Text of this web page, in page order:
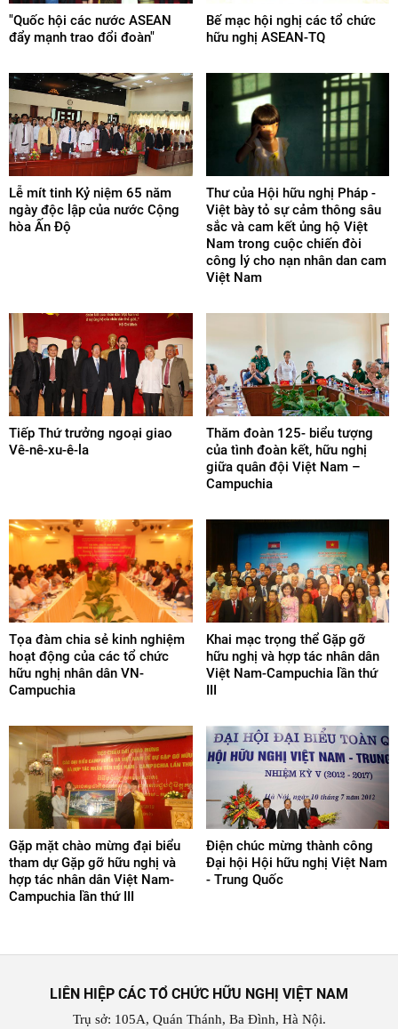
"Quốc hội các nước ASEAN
đẩy mạnh trao đổi đoàn"
Bế mạc hội nghị các tổ chức
hữu nghị ASEAN-TQ
Lễ mít tinh Kỷ niệm 65 năm
ngày độc lập của nước Cộng
hòa Ấn Độ
Thư của Hội hữu nghị Pháp -
Việt bày tỏ sự cảm thông sâu
sắc và cam kết ủng hộ Việt
Nam trong cuộc chiến đòi
công lý cho nạn nhân dan cam
Việt Nam
Tiếp Thứ trưởng ngoại giao
Vê-nê-xu-ê-la
Thăm đoàn 125- biểu tượng
của tình đoàn kết, hữu nghị
giữa quân đội Việt Nam –
Campuchia
Tọa đàm chia sẻ kinh nghiệm
hoạt động của các tổ chức
hữu nghị nhân dân VN-
Campuchia
Khai mạc trọng thể Gặp gỡ
hữu nghị và hợp tác nhân dân
Việt Nam-Campuchia lần thứ
Gặp mặt chào mừng đại biểu
tham dự Gặp gỡ hữu nghị và
hợp tác nhân dân Việt Nam-
Campuchia lần thứ III
Điện chúc mừng thành công
Đại hội Hội hữu nghị Việt Nam
- Trung Quốc
LIÊN HIỆP CÁC TỔ CHỨC HỮU NGHỊ VIỆT NAM
Trụ sở: 105A, Quán Thánh, Ba Đình, Hà Nội.